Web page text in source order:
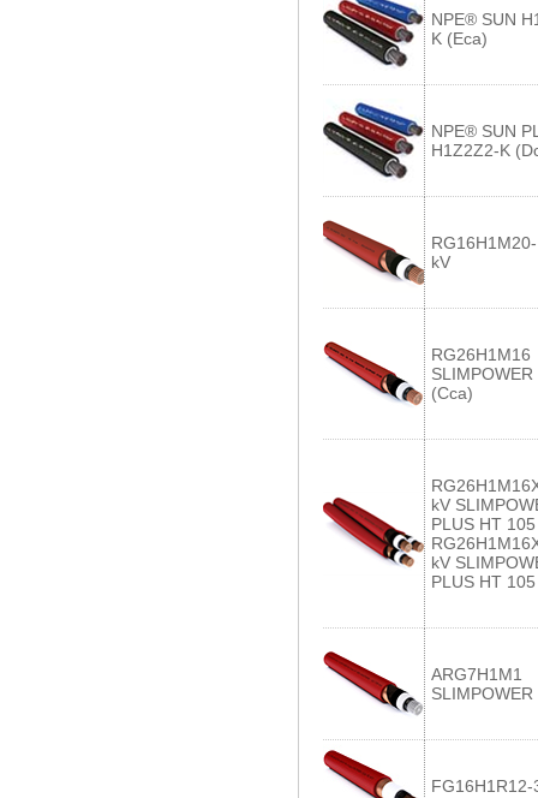
NPE® SUN
K (Eca)
NPE® SUN
H1Z2Z2-K
kV
RG26H1M16
(Cca)
kV
PLUS HT
kV
PLUS HT
ARG7H1M1
FG16H1R12-